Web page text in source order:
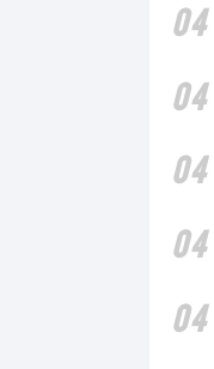
04
04
04
04
04